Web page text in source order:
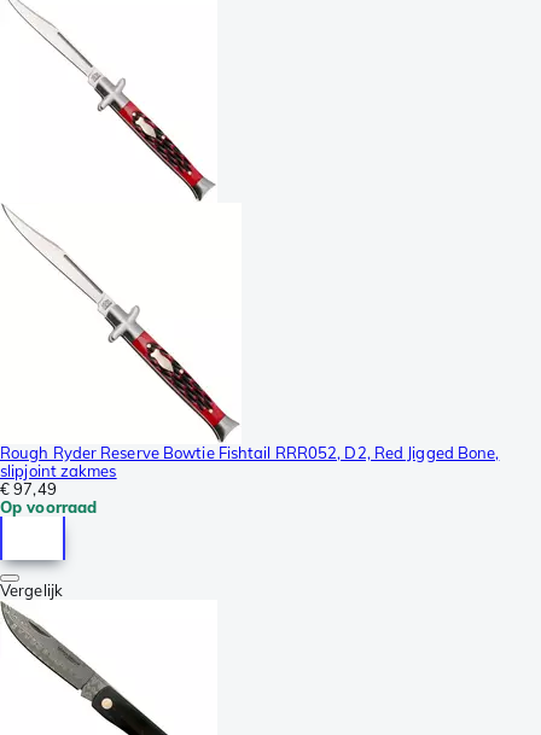
Rough Ryder Reserve Bowtie Fishtail RRR052, D2, Red Jigged Bone,
slipjoint zakmes
€ 97,49
Op voorraad
Vergelijk